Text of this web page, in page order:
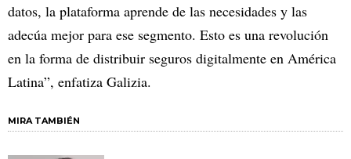
datos, la plataforma aprende de las necesidades y las
adecúa mejor para ese segmento. Esto es una revolución
en la forma de distribuir seguros digitalmente en América
Latina”, enfatiza Galizia.
MIRA TAMBIÉN